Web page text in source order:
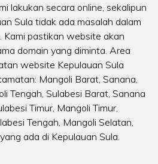
lakukan secara online, sekalipun
Sula tidak ada masalah dalam
pastikan website akan
domain yang diminta. Area
website Kepulauan Sula
Mangoli Barat, Sanana,
Tengah, Sulabesi Barat, Sanana
Timur, Mangoli Timur,
Tengah, Mangoli Selatan,
ada di Kepulauan Sula.